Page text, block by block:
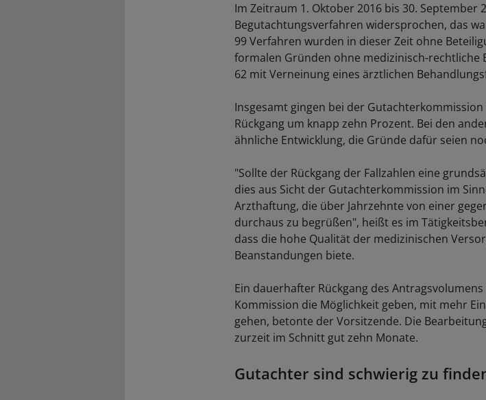
Im Zeitraum 1. Oktober 2016 bis 30. September
Begutachtungsverfahren widersprochen, das
99 Verfahren wurden in dieser Zeit ohne
formalen Gründen ohne medizinisch-rechtliche
62 mit Verneinung eines ärztlichen
Insgesamt gingen bei der
Rückgang um knapp zehn Prozent. Bei den
ähnliche Entwicklung, die Gründe dafür seien
"Sollte der Rückgang der Fallzahlen eine
dies aus Sicht der Gutachterkommission im
Arzthaftung, die über Jahrzehnte von einer
durchaus zu begrüßen", heißt es im
dass die hohe Qualität der medizinischen
Beanstandungen biete.
Ein dauerhafter Rückgang des
Kommission die Möglichkeit geben, mit mehr
gehen, betonte der Vorsitzende. Die
zurzeit im Schnitt gut zehn Monate.
Gutachter sind schwierig zu